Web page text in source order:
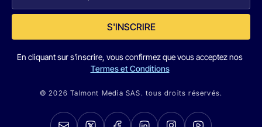
S'INSCRIRE
En cliquant sur s'inscrire, vous confirmez que vous acceptez nos
Termes et Conditions
© 2026 Talmont Media SAS. tous droits réservés.